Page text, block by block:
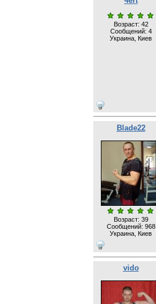
Возраст: 42
Сообщений: 4
Украина, Киев
Blade22
Возраст: 39
Сообщений: 968
Украина, Киев
vido